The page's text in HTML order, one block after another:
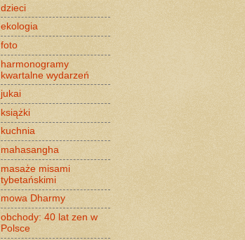
dzieci
ekologia
foto
harmonogramy
kwartalne wydarzeń
jukai
książki
kuchnia
mahasangha
masaże misami
tybetańskimi
mowa Dharmy
obchody: 40 lat zen w
Polsce